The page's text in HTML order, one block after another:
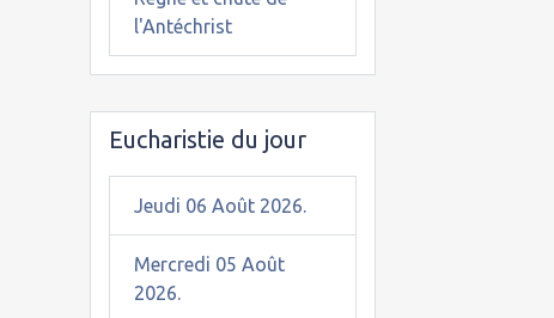
l'Antéchrist
Eucharistie du jour
Jeudi 06 Août 2026.
Mercredi 05 Août
2026.